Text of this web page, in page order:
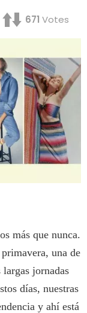
671 Votes
más que nunca.
una de
largas jornadas
días, nuestras
y ahí está